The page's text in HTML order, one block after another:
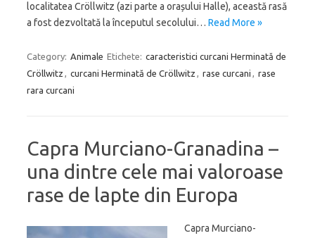
localitatea Cröllwitz (azi parte a orașului Halle), această rasă
a fost dezvoltată la începutul secolului… Read More »
Category: Animale Etichete: caracteristici curcani Herminată de
Cröllwitz , curcani Herminată de Cröllwitz , rase curcani , rase
rara curcani
Capra Murciano-Granadina –
una dintre cele mai valoroase
rase de lapte din Europa
Capra Murciano-